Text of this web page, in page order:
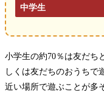
中学生
小学生の約70％は友だち
しくは友だちのおうちで
近い場所で遊ぶことが多